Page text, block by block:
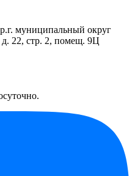
муниципальный округ
д. 22, стр. 2, помещ. 9Ц